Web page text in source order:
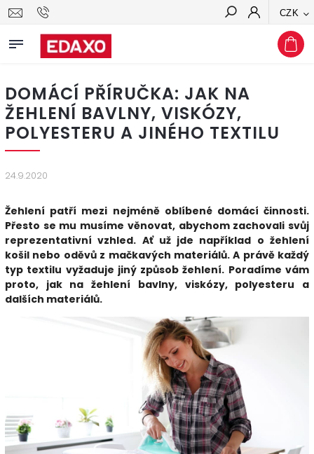
CZK
Hledat
DOMÁCÍ PŘÍRUČKA: JAK NA
ŽEHLENÍ BAVLNY, VISKÓZY,
POLYESTERU A JINÉHO TEXTILU
24.9.2020
Žehlení patří mezi nejméně oblíbené domácí činnosti.
Přesto se mu musíme věnovat, abychom zachovali svůj
reprezentativní vzhled. Ať už jde například o žehlení
košil nebo oděvů z mačkavých materiálů. A právě každý
typ textilu vyžaduje jiný způsob žehlení. Poradíme vám
proto, jak na žehlení bavlny, viskózy, polyesteru a
dalších materiálů.